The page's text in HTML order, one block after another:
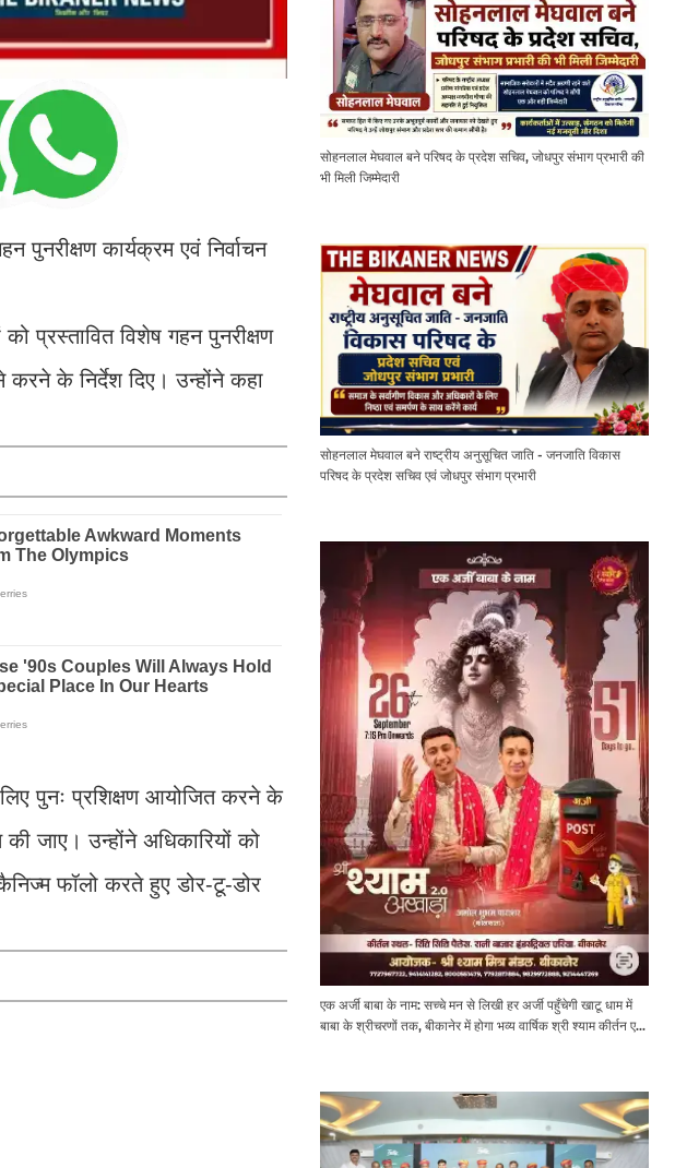
कार्यक्रम एवं निर्वाचन
प्रस्तावित विशेष गहन पुनरीक्षण
करने के निर्देश दिए। उन्होंने कहा
पुनः प्रशिक्षण आयोजित करने के
जाए। उन्होंने अधिकारियों को
फॉलो करते हुए डोर-टू-डोर
सोहनलाल मेघवाल बने परिषद के प्रदेश सचिव, जोधपुर संभाग प्रभारी की
भी मिली जिम्मेदारी
सोहनलाल मेघवाल बने राष्ट्रीय अनुसूचित जाति - जनजाति विकास
परिषद के प्रदेश सचिव एवं जोधपुर संभाग प्रभारी
एक अर्जी बाबा के नाम: सच्चे मन से लिखी हर अर्जी पहुँचेगी खाटू धाम में
बाबा के श्रीचरणों तक, बीकानेर में होगा भव्य वार्षिक श्री श्याम कीर्तन एवं